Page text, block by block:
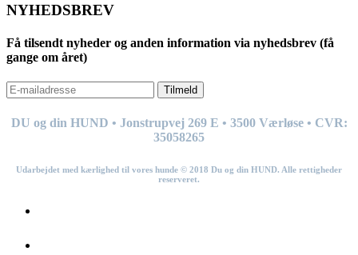
NYHEDSBREV
Få tilsendt nyheder og anden information via nyhedsbrev (få
gange om året)
Tilmeld
DU og din HUND • Jonstrupvej 269 E • 3500 Værløse • CVR:
35058265
Udarbejdet med kærlighed til vores hunde © 2018 Du og din HUND. Alle rettigheder
reserveret.